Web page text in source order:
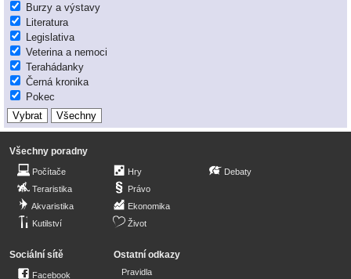
Burzy a výstavy
Literatura
Legislativa
Veterina a nemoci
Terahádanky
Černá kronika
Pokec
Všechny poradny
Počítače
Teraristika
Akvaristika
Kutilství
Hry
Právo
Ekonomika
Život
Debaty
Sociální sítě
Facebook
Ostatní odkazy
Pravidla